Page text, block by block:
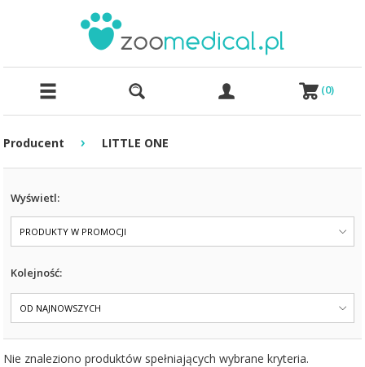
(0)
Producent › LITTLE ONE
Wyświetl:
PRODUKTY W PROMOCJI
Kolejność:
OD NAJNOWSZYCH
Nie znaleziono produktów spełniających wybrane kryteria.